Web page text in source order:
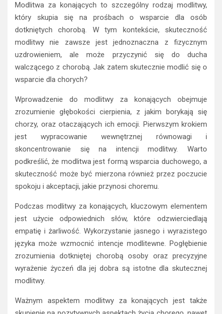
Modlitwa za konających to szczególny rodzaj modlitwy,
który skupia się na prośbach o wsparcie dla osób
dotkniętych chorobą. W tym kontekście, skuteczność
modlitwy nie zawsze jest jednoznaczna z fizycznym
uzdrowieniem, ale może przyczynić się do ducha
walczącego z chorobą. Jak zatem skutecznie modlić się o
wsparcie dla chorych?
Wprowadzenie do modlitwy za konających obejmuje
zrozumienie głębokości cierpienia, z jakim borykają się
chorzy, oraz otaczających ich emocji. Pierwszym krokiem
jest wypracowanie wewnętrznej równowagi i
skoncentrowanie się na intencji modlitwy. Warto
podkreślić, że modlitwa jest formą wsparcia duchowego, a
skuteczność może być mierzona również przez poczucie
spokoju i akceptacji, jakie przynosi choremu.
Podczas modlitwy za konających, kluczowym elementem
jest użycie odpowiednich słów, które odzwierciedlają
empatię i żarliwość. Wykorzystanie jasnego i wyrazistego
języka może wzmocnić intencje modlitewne. Pogłębienie
zrozumienia dotkniętej chorobą osoby oraz precyzyjne
wyrażenie życzeń dla jej dobra są istotne dla skutecznej
modlitwy.
Ważnym aspektem modlitwy za konających jest także